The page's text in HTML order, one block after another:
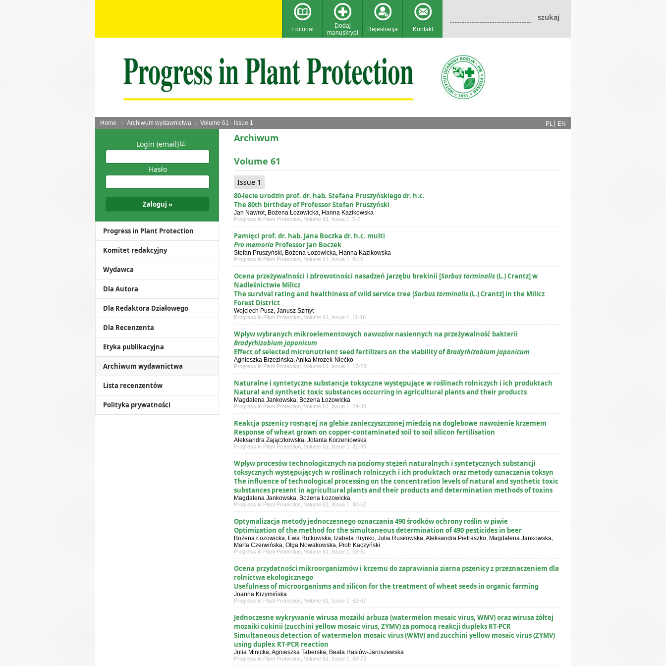
Editorial
Dodaj
manuskrypt
Rejestracja Kontakt
Home Archiwum wydawnictwa Volume 61 - Issue 1 PL EN
Login (email)
Hasło
Progress in Plant Protection
Komitet redakcyjny
Wydawca
Dla Autora
Dla Redaktora Działowego
Dla Recenzenta
Etyka publikacyjna
Archiwum wydawnictwa
Lista recenzentów
Polityka prywatności
Archiwum
Volume 61
Issue 1
80-lecie urodzin prof. dr. hab. Stefana Pruszyńskiego dr. h.c.
The 80th birthday of Professor Stefan Pruszyński
Jan Nawrot, Bożena Łozowicka, Hanna Kazikowska
Progress in Plant Protection, Volume 61, Issue 1, 5-7
Pamięci prof. dr. hab. Jana Boczka dr. h.c. multi
Pro memoria Professor Jan Boczek
Stefan Pruszyński, Bożena Łozowicka, Hanna Kazikowska
Progress in Plant Protection, Volume 61, Issue 1, 8-10
Ocena przeżywalności i zdrowotności nasadzeń jarzębu brekinii [Sorbus torminalis(L.) Crantz] w
Nadleśnictwie Milicz
The survival rating and healthiness of wild service tree [Sorbus torminalis(L.) Crantz] in the Milicz
Forest District
Wojciech Pusz, Janusz Szmyt
Progress in Plant Protection, Volume 61, Issue 1, 11-16
Wpływ wybranych mikroelementowych nawozów nasiennych na przeżywalność bakterii
Bradyrhizobium japonicum
Effect of selected micronutrient seed fertilizers on the viability ofBradyrhizobium japonicum
Agnieszka Brzezińska, Anika Mrozek-Niećko
Progress in Plant Protection, Volume 61, Issue 1, 17-23
Naturalne i syntetyczne substancje toksyczne występujące w roślinach rolniczych i ich produktach
Natural and synthetic toxic substances occurring in agricultural plants and their products
Magdalena Jankowska, Bożena Łozowicka
Progress in Plant Protection, Volume 61, Issue 1, 24-30
Reakcja pszenicy rosnącej na glebie zanieczyszczonej miedzią na doglebowe nawożenie krzemem
Response of wheat grown on copper-contaminated soil to soil silicon fertilisation
Aleksandra Zajączkowska, Jolanta Korzeniowska
Progress in Plant Protection, Volume 61, Issue 1, 31-39
Wpływ procesów technologicznych na poziomy stężeń naturalnych i syntetycznych substancji
toksycznych występujących w roślinach rolniczych i ich produktach oraz metody oznaczania toksyn
The influence of technological processing on the concentration levels of natural and synthetic toxic
substances present in agricultural plants and their products and determination methods of toxins
Magdalena Jankowska, Bożena Łozowicka
Progress in Plant Protection, Volume 61, Issue 1, 40-52
Optymalizacja metody jednoczesnego oznaczania 490 środków ochrony roślin w piwie
Optimization of the method for the simultaneous determination of 490 pesticides in beer
Bożena Łozowicka, Ewa Rutkowska, Izabela Hrynko, Julia Rusiłowska, Aleksandra Pietraszko, Magdalena Jankowska,
Marta Czerwińska, Olga Nowakowska, Piotr Kaczyński
Progress in Plant Protection, Volume 61, Issue 1, 53-61
Ocena przydatności mikroorganizmów i krzemu do zaprawiania ziarna pszenicy z przeznaczeniem dla
rolnictwa ekologicznego
Usefulness of microorganisms and silicon for the treatment of wheat seeds in organic farming
Joanna Krzymińska
Progress in Plant Protection, Volume 61, Issue 1, 62-67
Jednoczesne wykrywanie wirusa mozaiki arbuza (watermelon mosaic virus, WMV) oraz wirusa żółtej
mozaiki cukinii (zucchini yellow mosaic virus, ZYMV) za pomocą reakcji dupleks RT-PCR
Simultaneous detection of watermelon mosaic virus (WMV) and zucchini yellow mosaic virus (ZYMV)
using duplex RT-PCR reaction
Julia Minicka, Agnieszka Taberska, Beata Hasiów-Jaroszewska
Progress in Plant Protection, Volume 61, Issue 1, 68-73